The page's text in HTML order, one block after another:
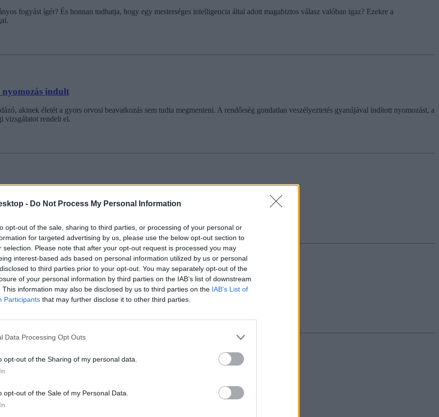
- Do Not Process My Personal Information
opt-out of the sale, sharing to third parties, or processing of your personal or
for targeted advertising by us, please use the below opt-out section to
selection. Please note that after your opt-out request is processed you may
interest-based ads based on personal information utilized by us or personal
to third parties prior to your opt-out. You may separately opt-out of the
of your personal information by third parties on the IAB’s list of downstream
This information may also be disclosed by us to third parties on the IAB’s List of
Participants that may further disclose it to other third parties.
Data Processing Opt Outs
opt-out of the Sharing of my personal data.
opt-out of the Sale of my Personal Data.
fogyást ígér? És honnan tudhatja, hogy egy mesterséges intelligencia által adott magabiztos válasz valóban igaz? Ezekre a
nyomozás indult
akinek életét a gyors orvosi beavatkozás sem tudta megmenteni. A rendőrség gondatlan veszélyeztetés gyanújával indított nyomozást, a
vizsgálatot rendelt el.
törhetett fel
mögött is a tinédzser állhat.
vele Sümegen
informatikai rendszerét